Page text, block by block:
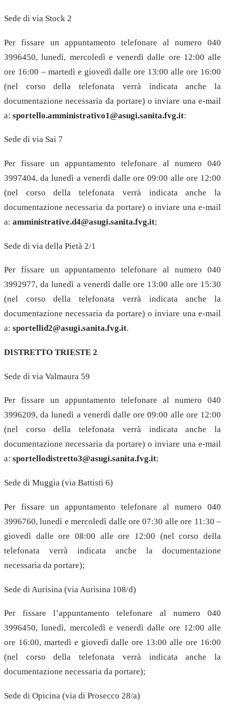
Sede di via Stock 2
Per fissare un appuntamento telefonare al numero 040
3996450, lunedì, mercoledì e venerdì dalle ore 12:00 alle
ore 16:00 – martedì e giovedì dalle ore 13:00 alle ore 16:00
(nel corso della telefonata verrà indicata anche la
documentazione necessaria da portare) o inviare una e-mail
a: sportello.amministrativo1@asugi.sanita.fvg.it:
Sede di via Sai 7
Per fissare un appuntamento telefonare al numero 040
3997404, da lunedì a venerdì dalle ore 09:00 alle ore 12:00
(nel corso della telefonata verrà indicata anche la
documentazione necessaria da portare) o inviare una e-mail
a: amministrative.d4@asugi.sanita.fvg.it;
Sede di via della Pietà 2/1
Per fissare un appuntamento telefonare al numero 040
3992977, da lunedì a venerdì dalle ore 13:00 alle ore 15:30
(nel corso della telefonata verrà indicata anche la
documentazione necessaria da portare) o inviare una e-mail
a: sportellid2@asugi.sanita.fvg.it.
DISTRETTO TRIESTE 2
Sede di via Valmaura 59
Per fissare un appuntamento telefonare al numero 040
3996209, da lunedì a venerdì dalle ore 09:00 alle ore 12:00
(nel corso della telefonata verrà indicata anche la
documentazione necessaria da portare) o inviare una e-mail
a: sportellodistretto3@asugi.sanita.fvg.it;
Sede di Muggia (via Battisti 6)
Per fissare un appuntamento telefonare al numero 040
3996760, lunedì e mercoledì dalle ore 07:30 alle ore 11:30 –
giovedì dalle ore 08:00 alle ore 12:00 (nel corso della
telefonata verrà indicata anche la documentazione
necessaria da portare);
Sede di Aurisina (via Aurisina 108/d)
Per fissare l’appuntamento telefonare al numero 040
3996450, lunedì, mercoledì e venerdì dalle ore 12:00 alle
ore 16:00, martedì e giovedì dalle ore 13:00 alle ore 16:00
(nel corso della telefonata verrà indicata anche la
documentazione necessaria da portare);
Sede di Opicina (via di Prosecco 28/a)